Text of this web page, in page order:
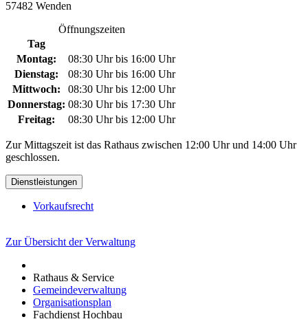
57482 Wenden
Öffnungszeiten
Tag
Montag:
08:30 Uhr bis 16:00 Uhr
Dienstag:
08:30 Uhr bis 16:00 Uhr
Mittwoch:
08:30 Uhr bis 12:00 Uhr
Donnerstag: 08:30 Uhr bis 17:30 Uhr
Freitag:
08:30 Uhr bis 12:00 Uhr
Zur Mittagszeit ist das Rathaus zwischen 12:00 Uhr und 14:00 Uhr
geschlossen.
Dienstleistungen
Vorkaufsrecht
Zur Übersicht der Verwaltung
Rathaus & Service
Gemeindeverwaltung
Organisationsplan
Fachdienst Hochbau